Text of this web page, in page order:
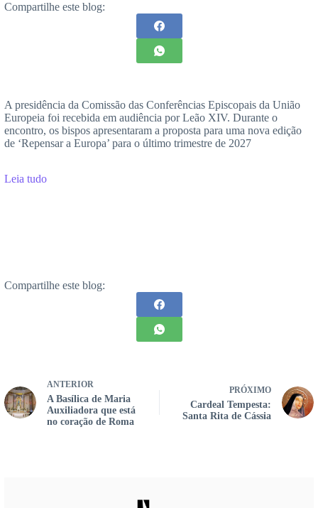
Compartilhe este blog:
A presidência da Comissão das Conferências Episcopais da União
Europeia foi recebida em audiência por Leão XIV. Durante o
encontro, os bispos apresentaram a proposta para uma nova edição
de ‘Repensar a Europa’ para o último trimestre de 2027
Leia tudo
Compartilhe este blog:
ANTERIOR
A Basílica de Maria
Auxiliadora que está
no coração de Roma
PRÓXIMO
Cardeal Tempesta:
Santa Rita de Cássia